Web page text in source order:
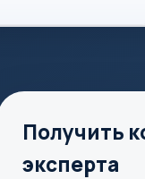
Получить
эксперта